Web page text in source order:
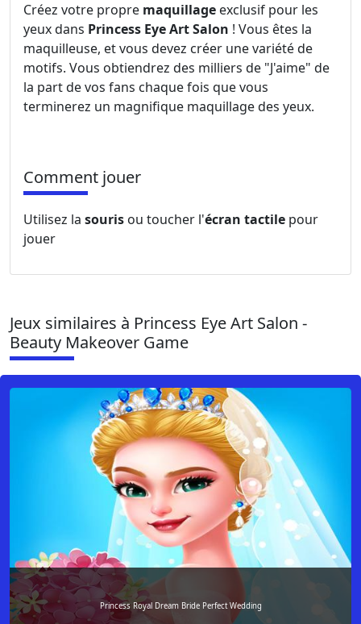
Créez votre propre maquillage exclusif pour les
yeux dans Princess Eye Art Salon ! Vous êtes la
maquilleuse, et vous devez créer une variété de
motifs. Vous obtiendrez des milliers de "J'aime" de
la part de vos fans chaque fois que vous
terminerez un magnifique maquillage des yeux.
Comment jouer
Utilisez la souris ou toucher l'écran tactile pour
jouer
Jeux similaires à Princess Eye Art Salon -
Beauty Makeover Game
Princess Royal Dream Bride Perfect Wedding